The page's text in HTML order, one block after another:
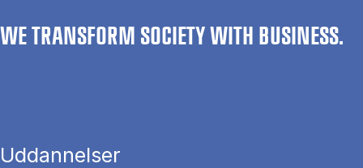
WE TRANSFORM SOCIETY WITH BUSINESS.
Uddannelser